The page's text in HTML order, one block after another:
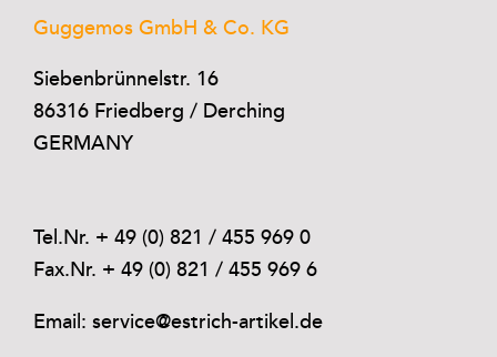
Guggemos GmbH & Co. KG
Siebenbrünnelstr. 16
86316 Friedberg / Derching
GERMANY
Tel.Nr. + 49 (0) 821 / 455 969 0
Fax.Nr. + 49 (0) 821 / 455 969 6
Email: service@estrich-artikel.de